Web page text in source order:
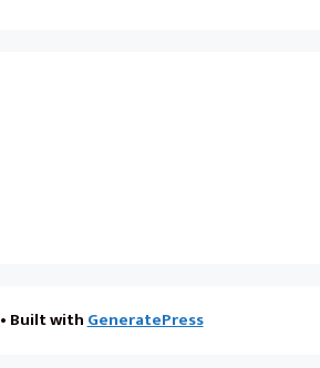
• Built withGeneratePress